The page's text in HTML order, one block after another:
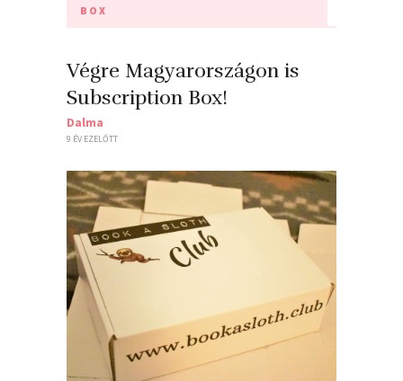
BOX
Végre Magyarországon is
Subscription Box!
Dalma
9 ÉV EZELŐTT